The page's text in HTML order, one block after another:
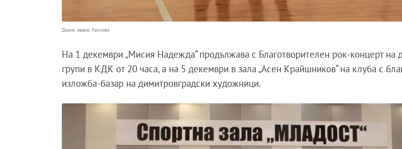
Дарик радио, Хасково
На 1 декември „Мисия Надежда“ продължава с Благотворителен рок-концерт на
групи в КДК от 20 часа, а на 5 декември в зала „Асен Крайшников“ на клуба с
изложба-базар на димитровградски художници.